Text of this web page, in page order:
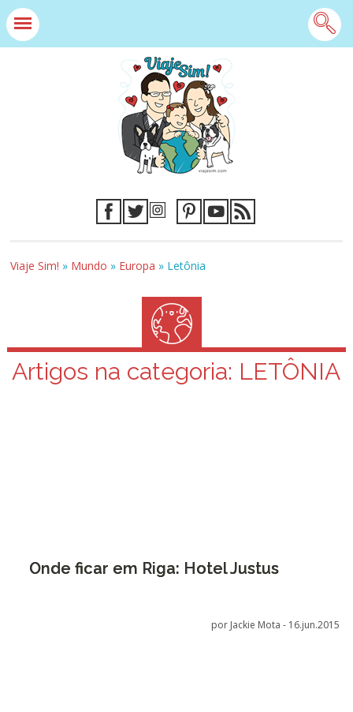
Viaje Sim! » Mundo » Europa » Letônia
Artigos na categoria: LETÔNIA
Onde ficar em Riga: Hotel Justus
por Jackie Mota - 16.jun.2015